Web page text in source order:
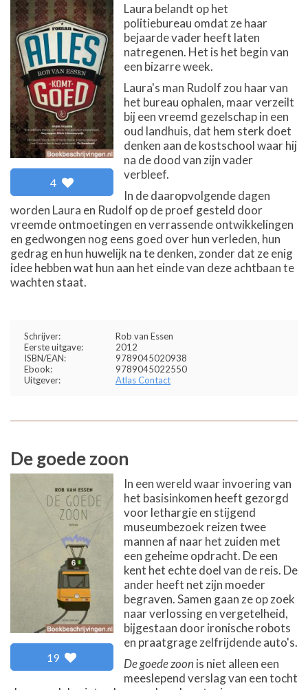
4
Laura belandt op het
politiebureau omdat ze haar
bejaarde vader heeft laten
natregenen. Het is het begin van
een bizarre week.
Laura's man Rudolf zou haar van
het bureau ophalen, maar verzeilt
bij een vreemd gezelschap in een
oud landhuis, dat hem sterk doet
denken aan de kostschool waar hij
na de dood van zijn vader
verbleef.
In de daaropvolgende dagen
worden Laura en Rudolf op de proef gesteld door
vreemde ontmoetingen en verrassende ontwikkelingen
en gedwongen nog eens goed over hun verleden, hun
gedrag en hun huwelijk na te denken, zonder dat ze enig
idee hebben wat hun aan het einde van deze achtbaan te
wachten staat.
Schrijver:
Rob van Essen
Eerste uitgave:
2012
ISBN/EAN:
9789045020938
Ebook:
9789045022550
Uitgever:
Atlas Contact
De goede zoon
19
In een wereld waar invoering van
het basisinkomen heeft gezorgd
voor lethargie en stijgend
museumbezoek reizen twee
mannen af naar het zuiden met
een geheime opdracht. De een
kent het echte doel van de reis. De
ander heeft net zijn moeder
begraven. Samen gaan ze op zoek
naar verlossing en vergetelheid,
bijgestaan door ironische robots
en praatgrage zelfrijdende auto's.
De goede zoon is niet alleen een
meeslepend verslag van een tocht